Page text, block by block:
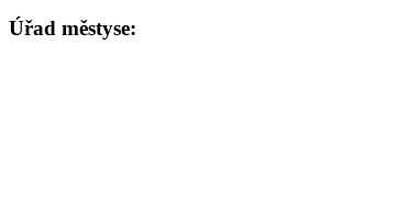
Úřad městyse: